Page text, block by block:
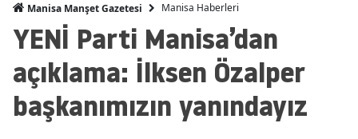
Manisa Manşet Gazetesi Manisa Haberleri
YENİ Parti Manisa’dan
açıklama: İlksen Özalper
başkanımızın yanındayız